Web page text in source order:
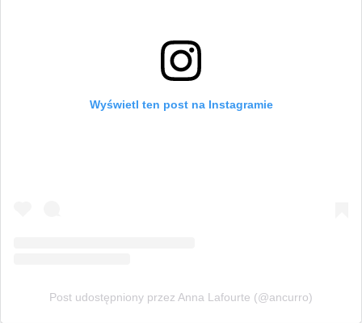
Wyświetl ten post na Instagramie
Post udostępniony przez Anna Lafourte (@ancurro)